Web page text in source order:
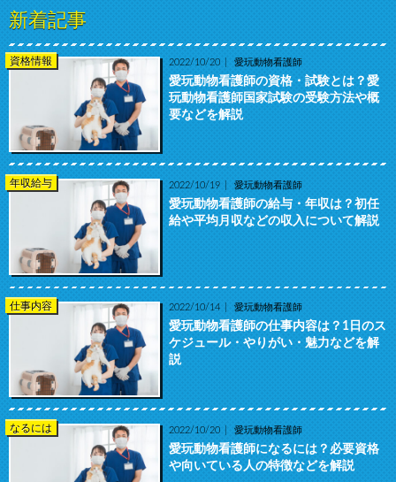
新着記事
資格情報 2022/10/20 愛玩動物看護師
愛玩動物看護師の資格・試験とは？愛
玩動物看護師国家試験の受験方法や概
要などを解説
年収給与 2022/10/19 愛玩動物看護師
愛玩動物看護師の給与・年収は？初任
給や平均月収などの収入について解説
仕事内容 2022/10/14 愛玩動物看護師
愛玩動物看護師の仕事内容は？1日のス
ケジュール・やりがい・魅力などを解
説
なるには 2022/10/20 愛玩動物看護師
愛玩動物看護師になるには？必要資格
や向いている人の特徴などを解説